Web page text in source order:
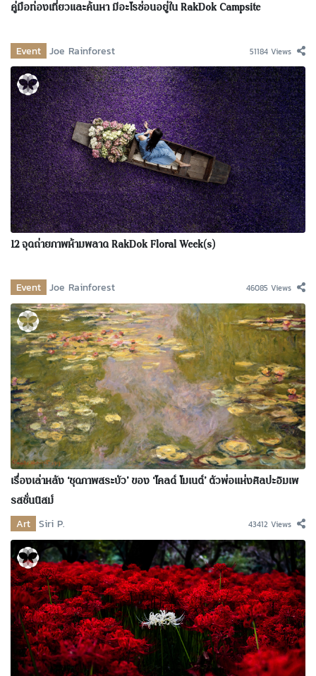
คู่มือท่องเที่ยวและค้นหา มีอะไรซ่อนอยู่ใน RakDok Campsite
Event Joe Rainforest 51184 Views
12 จุดถ่ายภาพห้ามพลาด RakDok Floral Week(s)
Event Joe Rainforest 46085 Views
เรื่องเล่าหลัง ‘ชุดภาพสระบัว’ ของ ‘โคลด์ โมเนต์’ ตัวพ่อแห่งศิลปะอิมเพ
รสชั่นนิสม์
Art Siri P. 43412 Views